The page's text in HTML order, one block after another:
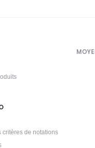
critères de notations